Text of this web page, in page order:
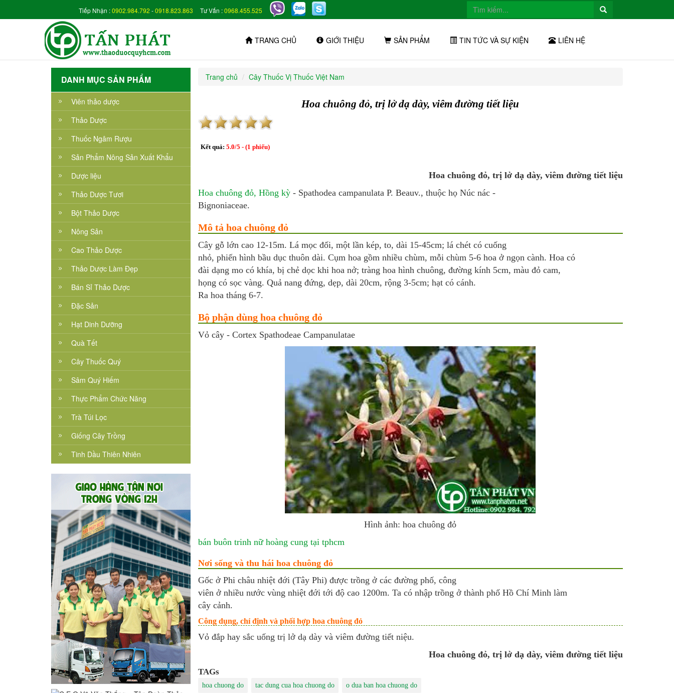
Tiếp Nhận :0902.984.792 -0918.823.863 Tư Vấn :0968.455.525
TRANG CHỦ GIỚI THIỆU SẢN PHẨM TIN TỨC VÀ SỰ KIỆN LIÊN HỆ
DANH MỤC SẢN PHẨM
Viên thảo dược
Thảo Dược
Thuốc Ngâm Rượu
Sản Phẩm Nông Sản Xuất Khẩu
Dược liệu
Thảo Dược Tươi
Bột Thảo Dược
Nông Sản
Cao Thảo Dược
Thảo Dược Làm Đẹp
Bán Sỉ Thảo Dược
Đặc Sản
Hạt Dinh Dưỡng
Quà Tết
Cây Thuốc Quý
Sâm Quý Hiếm
Thực Phẩm Chức Năng
Trà Túi Lọc
Giống Cây Trồng
Tinh Dầu Thiên Nhiên
Trang chủ Cây Thuốc Vị Thuốc Việt Nam
Hoa chuông đỏ, trị lở dạ dày, viêm đường tiết liệu
Kết quả: 5.0/5 - (1 phiếu)
Hoa chuông đỏ, trị lở dạ dày, viêm đường tiết liệu
Hoa chuông đỏ, Hồng kỳ - Spathodea campanulata P. Beauv., thuộc họ Núc nác -
Bignoniaceae.
Mô tả hoa chuông đỏ
Cây gỗ lớn cao 12-15m. Lá mọc đối, một lần kép, to, dài 15-45cm; lá chét có cuống
nhỏ, phiến hình bầu dục thuôn dài. Cụm hoa gồm nhiều chùm, mỗi chùm 5-6 hoa ở ngọn cành. Hoa có
đài dạng mo có khía, bị chẻ dọc khi hoa nở; tràng hoa hình chuông, đường kính 5cm, màu đỏ cam,
họng có sọc vàng. Quả nang đứng, dẹp, dài 20cm, rộng 3-5cm; hạt có cánh.
Ra hoa tháng 6-7.
Bộ phận dùng hoa chuông đỏ
Vỏ cây - Cortex Spathodeae Campanulatae
Hình ảnh: hoa chuông đỏ
bán buôn trinh nữ hoàng cung tại tphcm
Nơi sống và thu hái hoa chuông đỏ
Gốc ở Phi châu nhiệt đới (Tây Phi) được trồng ở các đường phố, công
viên ở nhiều nước vùng nhiệt đới tới độ cao 1200m. Ta có nhập trồng ở thành phố Hồ Chí Minh làm
cây cảnh.
Công dụng, chỉ định và phối hợp hoa chuông đỏ
Vỏ đắp hay sắc uống trị lở dạ dày và viêm đường tiết niệu.
Hoa chuông đỏ, trị lở dạ dày, viêm đường tiết liệu
TAGs
hoa chuong do tac dung cua hoa chuong do o dua ban hoa chuong do